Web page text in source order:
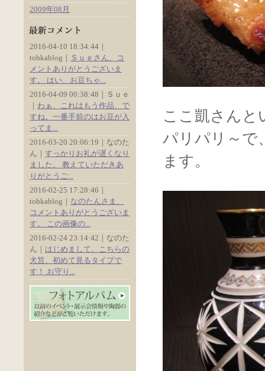
ここ凱さんと
パリパリ～で
ます。
2009年08月
2016-04-10 18:34:44｜
tohkablog｜
Ｓｕｅさん、コ
メントありがとうございま
す。 はい、お豆ちゃ...
2016-04-09 00:38:48｜Ｓｕｅ
わぁ、これはもう作品、で
すね。一番手前のはお豆が入
ってま...
2016-03-20 20:06:19｜なのた
ん｜ すっかりお礼が遅くなり
ました。 教えていただきあ
りがとうご...
2016-02-25 17:28:46｜
tohkablog｜ なのたんさま、
コメントありがとうございま
す。 この画像の...
2016-02-24 23:14:42｜なのた
ん｜ はじめまして。こちらの
犬筥、初めて見るタイプで
す！ お守り...